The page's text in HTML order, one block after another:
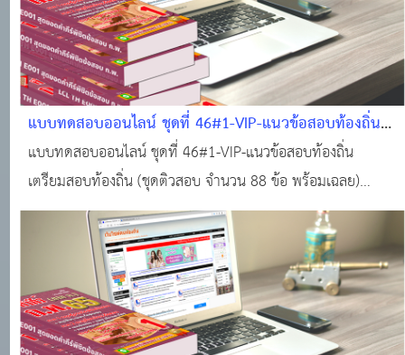
แบบทดสอบออนไลน์ ชุดที่ 46#1-VIP-แนวข้อสอบท้องถิ่น
เตรียมสอบท้องถิ่น (ชุดติวสอบ จำนวน 88 ข้อ พร้อมเฉลย)
แบบทดสอบออนไลน์ ชุดที่ 46#1-VIP-แนวข้อสอบท้องถิ่น
เตรียมสอบท้องถิ่น (ชุดติวสอบ จำนวน 88 ข้อ พร้อมเฉลย)
#แนวข้อสอบท้องถิ่นฟรี ! #ทำแบบทดสอบฟรี!!! #ข้อสอบท้อง
ถิ่นฟรี !!! #สอบบรรจุท้องถิ่น #แหล่งเรียนรู้ของคนท้องถิ่น